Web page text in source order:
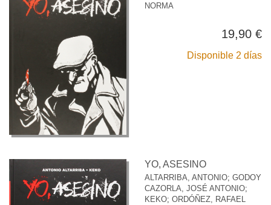
NORMA
19,90 €
Disponible 2 días
YO, ASESINO
ALTARRIBA, ANTONIO; GODOY
CAZORLA, JOSÉ ANTONIO;
KEKO; ORDÓÑEZ, RAFAEL